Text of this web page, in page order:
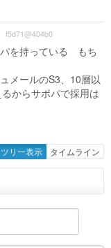
f5d71@404b0
を持っている もち
メールのS3、10層以
からサポパで採用は
ツリー表示 タイムライン